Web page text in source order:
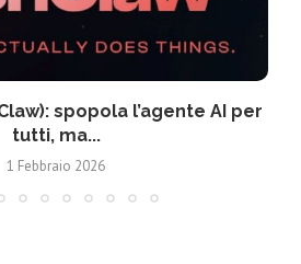
spopola l’agente AI per
tutti, ma...
1 Febbraio 2026